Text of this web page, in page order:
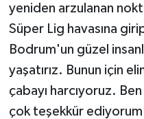
yeniden arzulanan
Süper Lig havasına
Bodrum'un güzel
yaşatırız. Bunun için
çabayı harcıyoruz.
çok teşekkür
Sağlık
SİYASET